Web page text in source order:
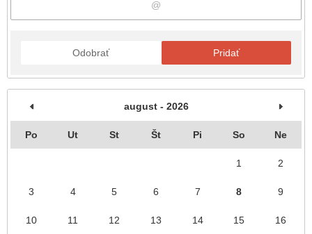
Odobrať Pridať
august - 2026
Po Ut St Št Pi So Ne
1 2
3 4 5 6 7 8 9
10 11 12 13 14 15 16